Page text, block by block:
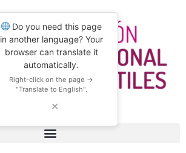
Do you need this page
in another language? Your
browser can translate it
automatically.
Right-click on the page →
"Translate to English".
✕